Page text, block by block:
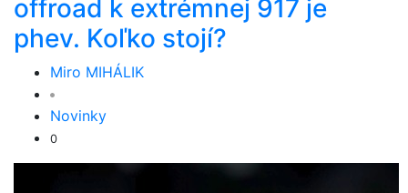
offroad k extrémnej 917 je
phev. Koľko stojí?
Miro MIHÁLIK
Novinky
0